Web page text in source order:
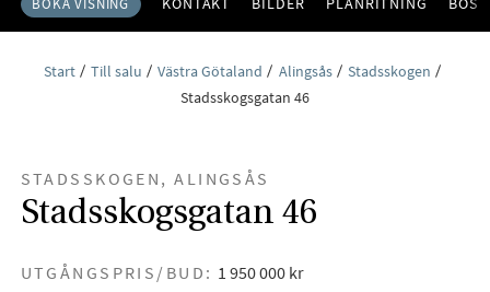
BOKA VISNING
Start Till salu Västra Götaland Alingsås
Stadsskogen
Stadsskogsgatan 46
STADSSKOGEN, ALINGSÅS
Stadsskogsgatan 46
UTGÅNGSPRIS/BUD: 1 950 000 kr